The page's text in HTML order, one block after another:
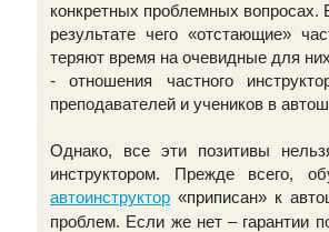
конкретных проблемных вопросах.
результате чего «отстающие»
теряют время на очевидные для
- отношения частного
преподавателей и учеников в
Однако, все эти позитивы
инструктором. Прежде всего,
автоинструктор «приписан» к
проблем. Если же нет – гарантии